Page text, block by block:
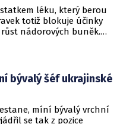
léku, který berou
totiž blokuje účinky
nádorových buněk.
bývalý šéf ukrajinské
míní bývalý vrchní
se tak z pozice